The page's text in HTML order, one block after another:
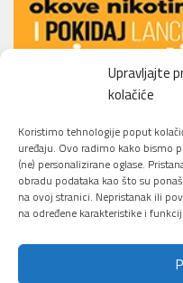
Upravljajte
kolačiće
Koristimo tehnologije poput
uređaju. Ovo radimo kako bismo
(ne) personalizirane oglase.
obradu podataka kao što su
na ovoj stranici. Nepristanak ili
na određene karakteristike i
Li.O.N.S.